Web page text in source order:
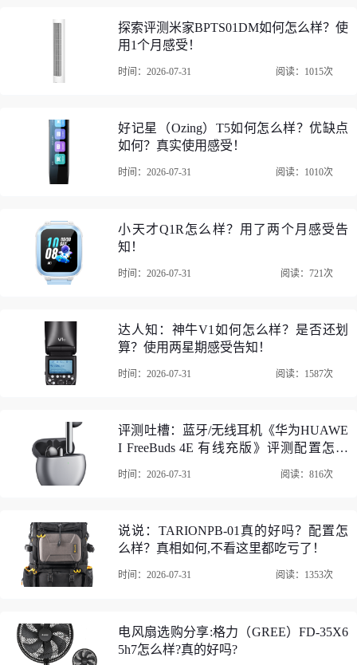
稳定，重量比较轻，脚管伸缩丝滑不会卡顿，球形云台调整
相机角度也非常方便。整体质感不错，没有廉价感，而且给
了一个能背的袋子，收纳和外出携带都很方便。回复关闭 有
2、曼比利（Manbily）YS-254三脚架/云台外形外观：碳纤维
探索评测米家BPTS01DM如何怎么样？使
用1个月感受！
时间：2026-07-31 阅读：1015次
好记星（Ozing）T5如何怎么样？优缺点
如何？真实使用感受！
时间：2026-07-31 阅读：1010次
小天才Q1R怎么样？用了两个月感受告
知！
时间：2026-07-31 阅读：721次
达人知：神牛V1如何怎么样？是否还划
算？使用两星期感受告知！
时间：2026-07-31 阅读：1587次
评测吐槽：蓝牙/无线耳机《华为HUAWE
I FreeBuds 4E 有线充版》评测配置怎么
时间：2026-07-31 阅读：816次
说说：TARIONPB-01真的好吗？配置怎
么样？真相如何,不看这里都吃亏了！
时间：2026-07-31 阅读：1353次
电风扇选购分享:格力（GREE）FD-35X6
5h7怎么样?真的好吗?